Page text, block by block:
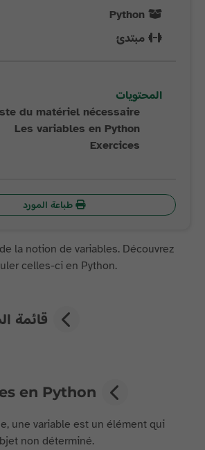
Python
مبتدئ
المحتويات
du matériel nécessaire
Les variables en Python
Exercices
la notion de variables. Découvrez
celles-ci en Python.
قائمة
en Python
une variable est un élément qui
non déterminé.